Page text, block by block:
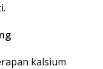
kalsium